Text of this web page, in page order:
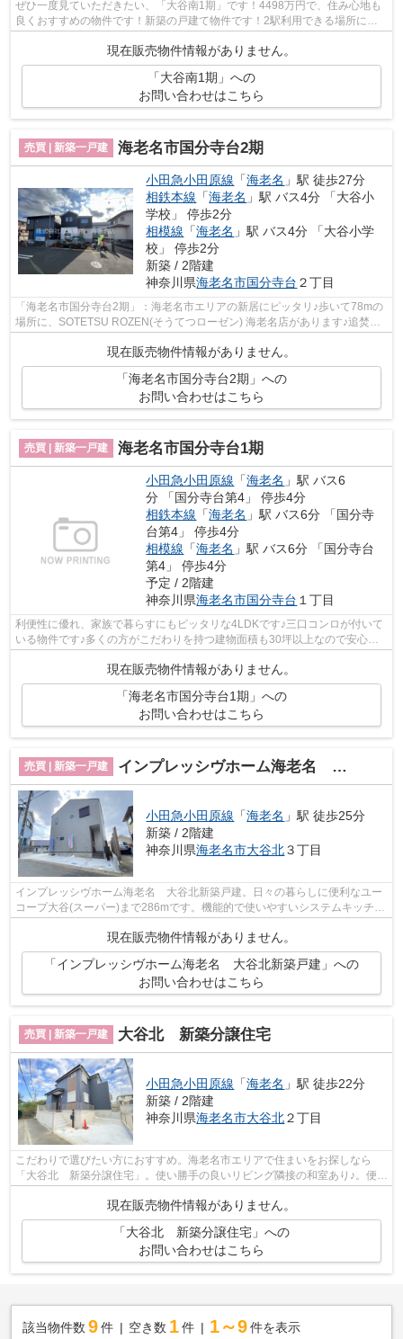
ぜひ一度見ていただきたい、「大谷南1期」です！4498万円で、住み心地も
良くおすすめの物件です！新築の戸建て物件です！2駅利用できる場所にあ
現在販売物件情報がありません。
「大谷南1期」への
お問い合わせはこちら
売買 | 新築一戸建 海老名市国分寺台2期
小田急小田原線 「海老名 」駅 徒歩27分
相鉄本線 「海老名 」駅 バス4分 「大谷小
学校」 停歩2分
相模線 「海老名 」駅 バス4分 「大谷小学
校」 停歩2分
新築 / 2階建
神奈川県海老名市国分寺台 ２丁目
「海老名市国分寺台2期」：海老名市エリアの新居にピッタリ♪歩いて78mの
場所に、SOTETSU ROZEN(そうてつローゼン) 海老名店があります♪追焚機
能のある浴室のでお湯が冷めてしまっても...
現在販売物件情報がありません。
「海老名市国分寺台2期」への
お問い合わせはこちら
売買 | 新築一戸建 海老名市国分寺台1期
小田急小田原線 「海老名 」駅 バス6
分 「国分寺台第4」 停歩4分
相鉄本線 「海老名 」駅 バス6分 「国分寺
台第4」 停歩4分
相模線 「海老名 」駅 バス6分 「国分寺台
第4」 停歩4分
予定 / 2階建
神奈川県海老名市国分寺台 １丁目
利便性に優れ、家族で暮らすにもピッタリな4LDKです♪三口コンロが付いて
いる物件です♪多くの方がこだわりを持つ建物面積も30坪以上なので安心で
現在販売物件情報がありません。
「海老名市国分寺台1期」への
お問い合わせはこちら
売買 | 新築一戸建 インプレッシヴホーム海老名 大谷北新築戸建
小田急小田原線 「海老名 」駅 徒歩25分
新築 / 2階建
神奈川県海老名市大谷北３丁目
インプレッシヴホーム海老名 大谷北新築戸建。日々の暮らしに便利なユー
コープ大谷(スーパー)まで286mです。機能的で使いやすいシステムキッチン
現在販売物件情報がありません。
「インプレッシヴホーム海老名 大谷北新築戸建」への
お問い合わせはこちら
売買 | 新築一戸建 大谷北 新築分譲住宅
小田急小田原線 「海老名 」駅 徒歩22分
新築 / 2階建
神奈川県海老名市大谷北２丁目
こだわりで選びたい方におすすめ。海老名市エリアで住まいをお探しなら
「大谷北 新築分譲住宅」。使い勝手の良いリビング隣接の和室あり♪。便利
なスーパー「ユーコープ 大谷店」まで1...
現在販売物件情報がありません。
「大谷北 新築分譲住宅」への
お問い合わせはこちら
該当物件数 9件 空き数 1 件 1～9 件を表示